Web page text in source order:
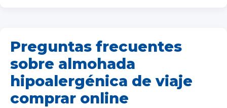
Preguntas frecuentes
sobre almohada
hipoalergénica de viaje
comprar online